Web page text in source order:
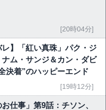
[20時04分]
レ】「紅い真珠」パク・ジ
ム・サンジ＆カン・ダビ
決着”のハッピーエンド
[19時12分]
お仕事」第9話：チソン、